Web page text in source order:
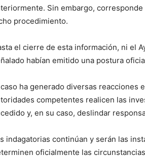
Sin embargo,
procedimiento.
el cierre de esta información, ni el
habían emitido una postura
caso ha generado diversas reacciones
competentes realicen las
y, en su caso, deslindar
indagatorias continúan y serán las
oficialmente las